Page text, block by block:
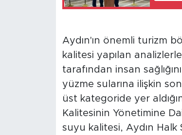
Aydın'ın önemli turizm
kalitesi yapılan
tarafından insan
yüzme sularına ilişkin
üst kategoride yer
Kalitesinin Yönetimine
suyu kalitesi, Aydın Halk